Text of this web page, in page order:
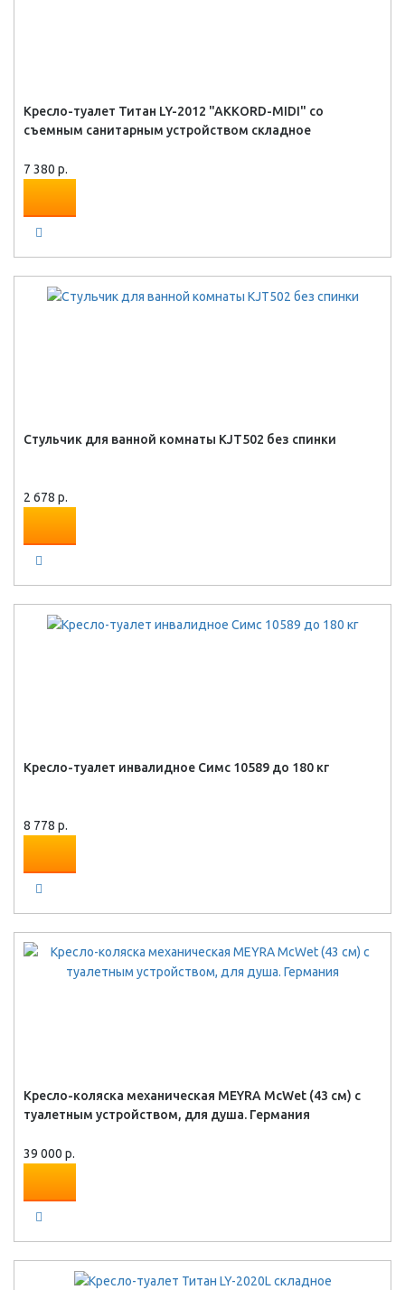
Кресло-туалет Титан LY-2012 "AKKORD-MIDI" со
съемным санитарным устройством складное
7 380 р.
Стульчик для ванной комнаты KJT502 без спинки
2 678 р.
Кресло-туалет инвалидное Симс 10589 до 180 кг
8 778 р.
Кресло-коляска механическая MEYRA McWet (43 см) с
туалетным устройством, для душа. Германия
39 000 р.